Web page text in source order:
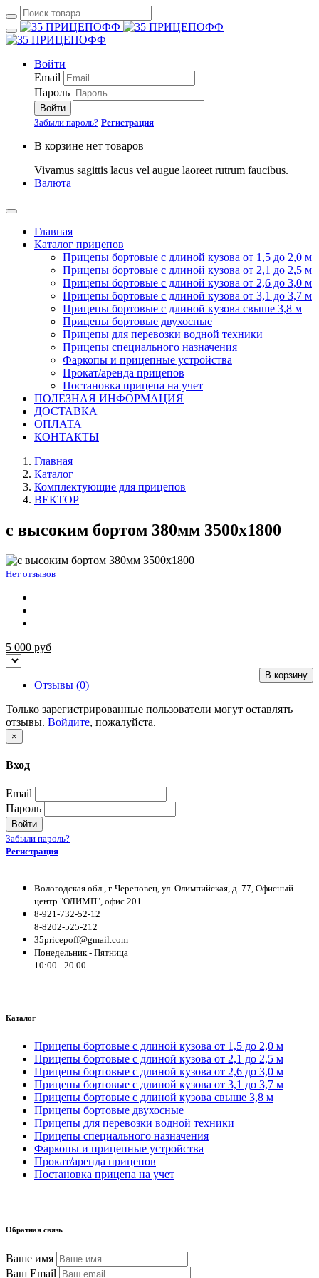
Войти
Email
Пароль
Войти
Забыли пароль? Регистрация
В корзине нет товаров
Vivamus sagittis lacus vel augue laoreet rutrum faucibus.
Валюта
Главная
Каталог прицепов
Прицепы бортовые с длиной кузова от 1,5 до 2,0 м
Прицепы бортовые с длиной кузова от 2,1 до 2,5 м
Прицепы бортовые с длиной кузова от 2,6 до 3,0 м
Прицепы бортовые с длиной кузова от 3,1 до 3,7 м
Прицепы бортовые с длиной кузова свыше 3,8 м
Прицепы бортовые двухосные
Прицепы для перевозки водной техники
Прицепы специального назначения
Фаркопы и прицепные устройства
Прокат/аренда прицепов
Постановка прицепа на учет
ПОЛЕЗНАЯ ИНФОРМАЦИЯ
ДОСТАВКА
ОПЛАТА
КОНТАКТЫ
Главная
Каталог
Комплектующие для прицепов
ВЕКТОР
с высоким бортом 380мм 3500х1800
Нет отзывов
5 000 руб
В корзину
Отзывы (0)
Только зарегистрированные пользователи могут оставлять
отзывы. Войдите, пожалуйста.
×
Вход
Email
Пароль
Войти
Забыли пароль?
Регистрация
Вологодская обл., г. Череповец, ул. Олимпийская, д. 77, Офисный
центр "ОЛИМП", офис 201
8-921-732-52-12
8-8202-525-212
35pricepoff@gmail.com
Понедельник - Пятница
10:00 - 20.00
Каталог
Прицепы бортовые с длиной кузова от 1,5 до 2,0 м
Прицепы бортовые с длиной кузова от 2,1 до 2,5 м
Прицепы бортовые с длиной кузова от 2,6 до 3,0 м
Прицепы бортовые с длиной кузова от 3,1 до 3,7 м
Прицепы бортовые с длиной кузова свыше 3,8 м
Прицепы бортовые двухосные
Прицепы для перевозки водной техники
Прицепы специального назначения
Фаркопы и прицепные устройства
Прокат/аренда прицепов
Постановка прицепа на учет
Обратная связь
Ваше имя
Ваш Email